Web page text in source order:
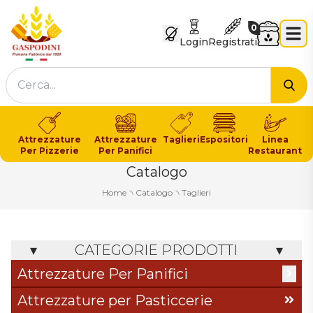
LoginRegistrati
Carrello
0
Attrezzature
Per Pizzerie
Attrezzature
Per Panifici
TaglieriEspositori
Linea
Restaurant
Catalogo
Home ৲ Catalogo ৲ Taglieri
CATEGORIE PRODOTTI
Attrezzature Per Panifici
Articoli In Legno
Attrezzature per Pasticcerie